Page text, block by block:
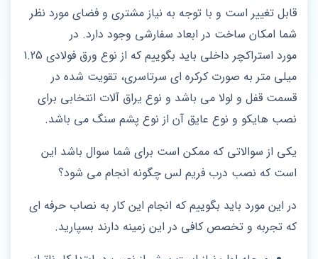
قابل تغییر است و با توجه به نیاز مشتری و فضای مورد نظر
شما امکان ساخت در ابعاد سفارشی وجود دارد. در
مورد استراکچر داخلی باید بگوییم که از نوع ورق فولادی 1.25
میلی‌ متر به‌ صورت کرکره‌ ای سرتاسری، تقویت‌ شده در
قسمت قفل و لولا می باشد و نوع یراق آلات انتخابی برای
نصب هایکو و نوع عایق آن از نوع پشم سنگ می باشد.
یکی از سوالاتی که ممکن است برای شما سوال باشد این
است که نصب درب فریم لس چگونه انجام می‌ شود؟
در این مورد باید بگوییم که انجام این کار به نصاب حرفه ای
که تجربه و تخصص کافی در این زمینه دارند بسپارید.